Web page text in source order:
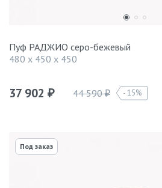
Пуф РАДЖИО серо-бежевый
480 x 450 x 450
37 902 ₽ 44 590₽ 15%
Под заказ